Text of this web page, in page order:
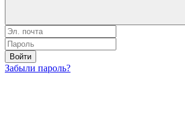
Войти
Забыли пароль?